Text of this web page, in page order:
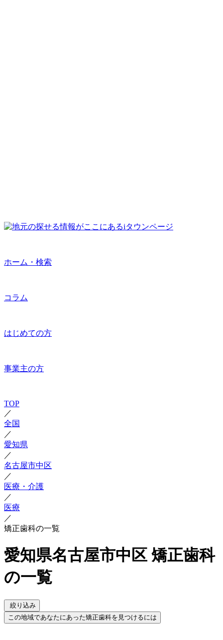
ホーム・検索
コラム
はじめての方
事業主の方
TOP
／
全国
／
愛知県
／
名古屋市中区
／
医療・介護
／
医療
／
矯正歯科の一覧
愛知県名古屋市中区 矯正歯科
の一覧
絞り込み
この地域であなたにあった矯正歯科を見つけるには